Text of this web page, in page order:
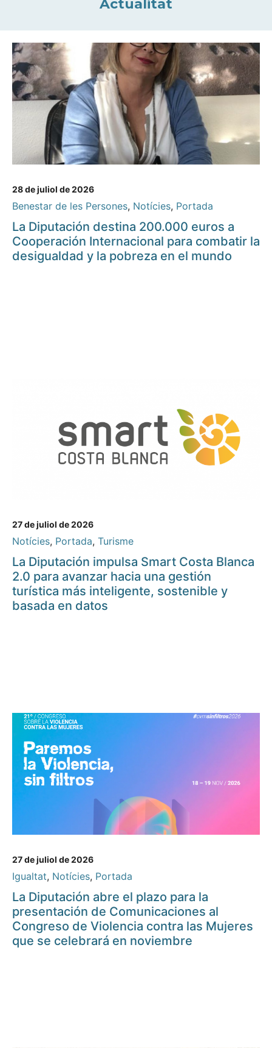
Actualitat
28 de juliol de 2026
Benestar de les Persones, Notícies, Portada
La Diputación destina 200.000 euros a
Cooperación Internacional para combatir la
desigualdad y la pobreza en el mundo
27 de juliol de 2026
Notícies, Portada, Turisme
La Diputación impulsa Smart Costa Blanca
2.0 para avanzar hacia una gestión
turística más inteligente, sostenible y
basada en datos
27 de juliol de 2026
Igualtat, Notícies, Portada
La Diputación abre el plazo para la
presentación de Comunicaciones al
Congreso de Violencia contra las Mujeres
que se celebrará en noviembre